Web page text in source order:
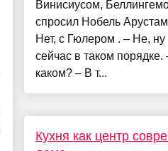
Винисиусом,
спросил Нобель
Нет, с Гюлером . – Не,
сейчас в таком порядке.
каком? – В т...
Кухня как центр